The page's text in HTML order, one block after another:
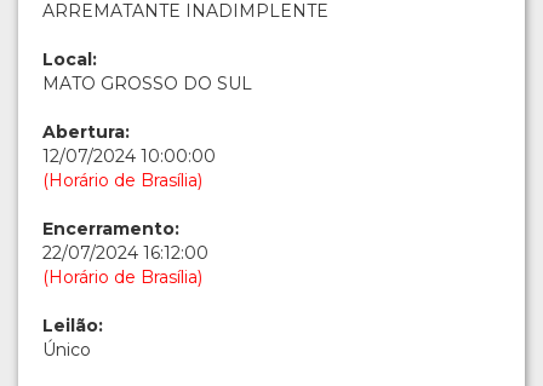
ARREMATANTE INADIMPLENTE
Local:
MATO GROSSO DO SUL
Abertura:
12/07/2024 10:00:00
(Horário de Brasília)
Encerramento:
22/07/2024 16:12:00
(Horário de Brasília)
Leilão:
Único